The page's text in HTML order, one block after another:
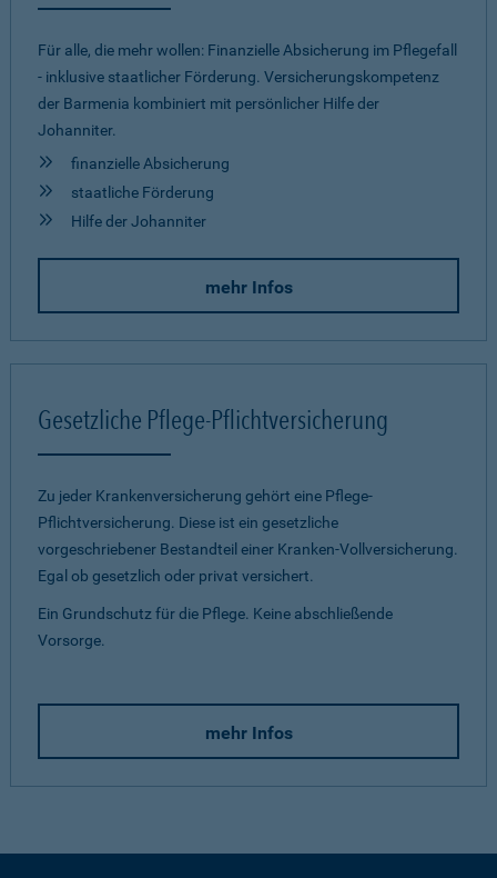
Für alle, die mehr wollen: Finanzielle Absicherung im Pflegefall
- inklusive staatlicher Förderung. Versicherungskompetenz
der Barmenia kombiniert mit persönlicher Hilfe der
Johanniter.
finanzielle Absicherung
staatliche Förderung
Hilfe der Johanniter
mehr Infos
Gesetzliche Pflege-Pflichtversicherung
Zu jeder Krankenversicherung gehört eine Pflege-
Pflichtversicherung. Diese ist ein gesetzliche
vorgeschriebener Bestandteil einer Kranken-Vollversicherung.
Egal ob gesetzlich oder privat versichert.
Ein Grundschutz für die Pflege. Keine abschließende
Vorsorge.
mehr Infos